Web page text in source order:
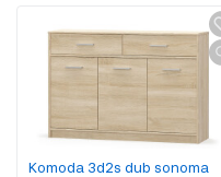
Komoda 3d2s dub sonoma